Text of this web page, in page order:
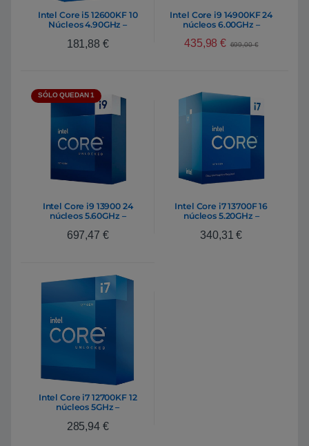
Intel Core i5 12600KF 10
Núcleos 4.90GHz –
181,88 €
Intel Core i9 14900KF 24
núcleos 6.00GHz –
435,98€ 699,00€
SÓLO QUEDAN 1
Intel Core i9 13900 24
núcleos 5.60GHz –
697,47 €
Intel Core i7 13700F 16
núcleos 5.20GHz –
340,31€
Intel Core i7 12700KF 12
núcleos 5GHz –
285,94 €